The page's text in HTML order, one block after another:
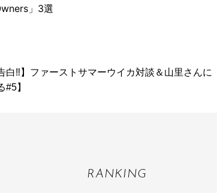
」3選
白‼】ファーストサマーウイカ対談＆山里さんに
】
RANKING